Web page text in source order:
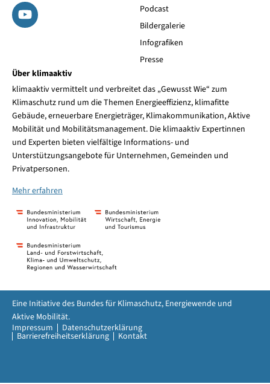
Podcast
Bildergalerie
Infografiken
Presse
Über klimaaktiv
klimaaktiv vermittelt und verbreitet das „Gewusst Wie“ zum
Klimaschutz rund um die Themen Energieeffizienz, klimafitte
Gebäude, erneuerbare Energieträger, Klimakommunikation, Aktive
Mobilität und Mobilitätsmanagement. Die klimaaktiv Expertinnen
und Experten bieten vielfältige Informations- und
Unterstützungsangebote für Unternehmen, Gemeinden und
Privatpersonen.
Mehr erfahren
Impressum Datenschutzerklärung
Barrierefreiheitserklärung Kontakt
Eine Initiative des Bundes für Klimaschutz, Energiewende und
Aktive Mobilität.